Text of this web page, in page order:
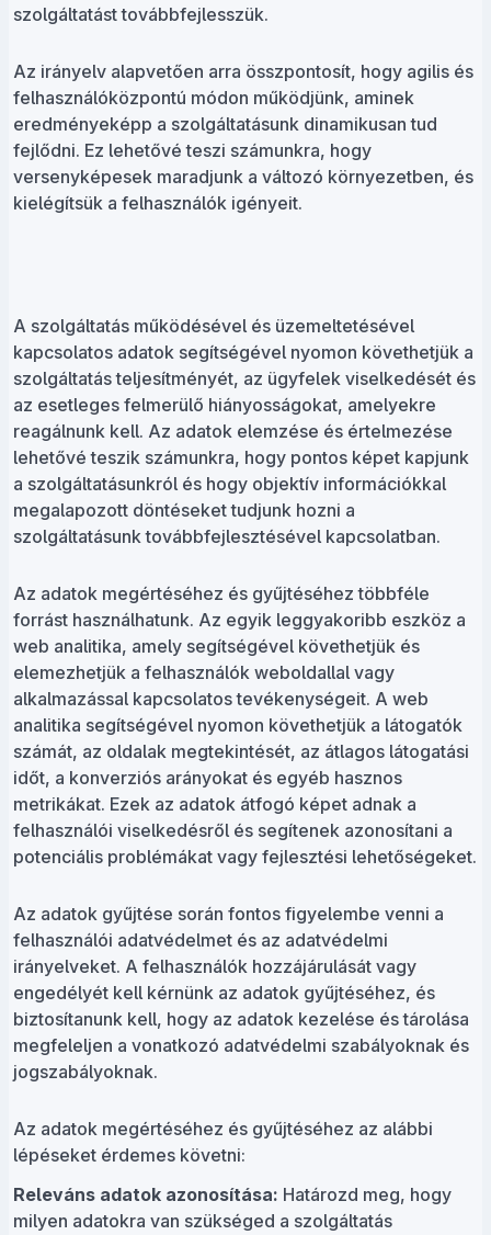
szolgáltatást továbbfejlesszük.
Az irányelv alapvetően arra összpontosít, hogy agilis és
felhasználóközpontú módon működjünk, aminek
eredményeképp a szolgáltatásunk dinamikusan tud
fejlődni. Ez lehetővé teszi számunkra, hogy
versenyképesek maradjunk a változó környezetben, és
kielégítsük a felhasználók igényeit.
A szolgáltatás működésével és üzemeltetésével
kapcsolatos adatok segítségével nyomon követhetjük a
szolgáltatás teljesítményét, az ügyfelek viselkedését és
az esetleges felmerülő hiányosságokat, amelyekre
reagálnunk kell. Az adatok elemzése és értelmezése
lehetővé teszik számunkra, hogy pontos képet kapjunk
a szolgáltatásunkról és hogy objektív információkkal
megalapozott döntéseket tudjunk hozni a
szolgáltatásunk továbbfejlesztésével kapcsolatban.
Az adatok megértéséhez és gyűjtéséhez többféle
forrást használhatunk. Az egyik leggyakoribb eszköz a
web analitika, amely segítségével követhetjük és
elemezhetjük a felhasználók weboldallal vagy
alkalmazással kapcsolatos tevékenységeit. A web
analitika segítségével nyomon követhetjük a látogatók
számát, az oldalak megtekintését, az átlagos látogatási
időt, a konverziós arányokat és egyéb hasznos
metrikákat. Ezek az adatok átfogó képet adnak a
felhasználói viselkedésről és segítenek azonosítani a
potenciális problémákat vagy fejlesztési lehetőségeket.
Az adatok gyűjtése során fontos figyelembe venni a
felhasználói adatvédelmet és az adatvédelmi
irányelveket. A felhasználók hozzájárulását vagy
engedélyét kell kérnünk az adatok gyűjtéséhez, és
biztosítanunk kell, hogy az adatok kezelése és tárolása
megfeleljen a vonatkozó adatvédelmi szabályoknak és
jogszabályoknak.
Az adatok megértéséhez és gyűjtéséhez az alábbi
lépéseket érdemes követni:
Releváns adatok azonosítása: Határozd meg, hogy
milyen adatokra van szükséged a szolgáltatás